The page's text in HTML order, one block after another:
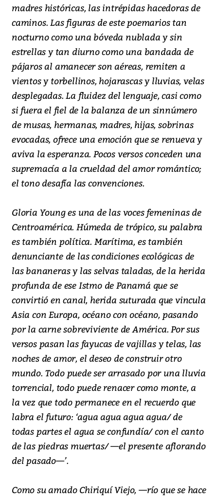
madres históricas, las intrépidas hacedoras de
caminos. Las figuras de este poemarios tan
nocturno como una bóveda nublada y sin
estrellas y tan diurno como una bandada de
pájaros al amanecer son aéreas, remiten a
vientos y torbellinos, hojarascas y lluvias, velas
desplegadas. La fluidez del lenguaje, casi como
si fuera el fiel de la balanza de un sinnúmero
de musas, hermanas, madres, hijas, sobrinas
evocadas, ofrece una emoción que se renueva y
aviva la esperanza. Pocos versos conceden una
supremacía a la crueldad del amor romántico;
el tono desafía las convenciones.
Gloria Young es una de las voces femeninas de
Centroamérica. Húmeda de trópico, su palabra
es también política. Marítima, es también
denunciante de las condiciones ecológicas de
las bananeras y las selvas taladas, de la herida
profunda de ese Istmo de Panamá que se
convirtió en canal, herida suturada que vincula
Asia con Europa, océano con océano, pasando
por la carne sobreviviente de América. Por sus
versos pasan las fayucas de vajillas y telas, las
noches de amor, el deseo de construir otro
mundo. Todo puede ser arrasado por una lluvia
torrencial, todo puede renacer como monte, a
la vez que todo permanece en el recuerdo que
labra el futuro: ‘agua agua agua agua/ de
todas partes el agua se confundía/ con el canto
de las piedras muertas/ —el presente aflorando
del pasado—’.
Como su amado Chiriquí Viejo, —río que se hace